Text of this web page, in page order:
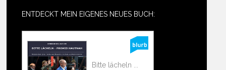
ENTDECKT MEIN EIGENES NEUES BUCH:
Bitte lächeln ...